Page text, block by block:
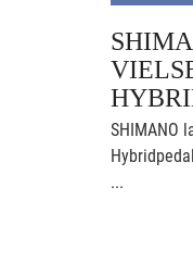
SHIMANO
...